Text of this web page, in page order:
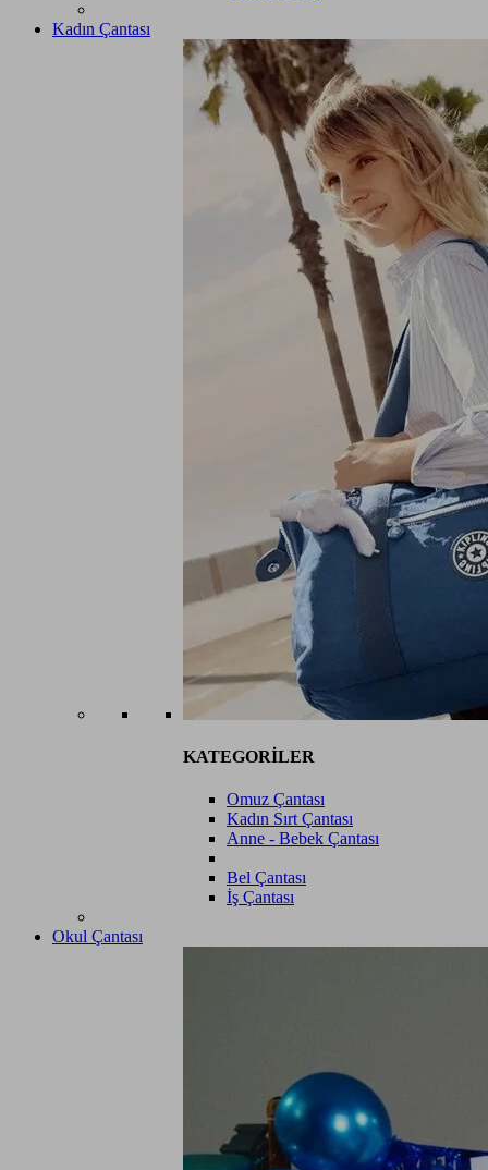
Kadın Çantası
KATEGORİLER
Omuz Çantası
Kadın Sırt Çantası
Anne - Bebek Çantası
Bel Çantası
İş Çantası
Okul Çantası